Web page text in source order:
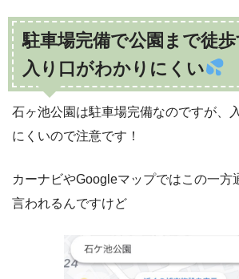
駐車場完備で公園まで徒
入り口がわかりにくい
石ヶ池公園は駐車場完備なのですが、
にくいので注意です！
カーナビやGoogleマップではこの一方
言われるんですけど